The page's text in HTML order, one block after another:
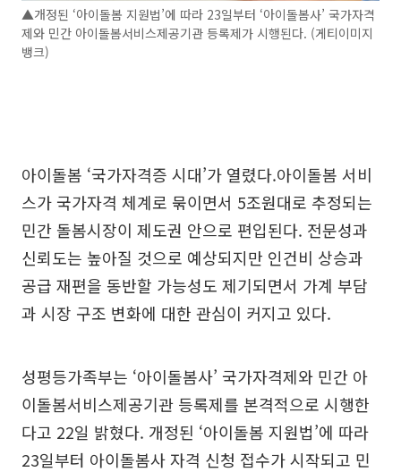
▲개정된 ‘아이돌봄 지원법’에 따라 23일부터 ‘아이돌봄사’ 국가자격
제와 민간 아이돌봄서비스제공기관 등록제가 시행된다. (게티이미지
뱅크)
아이돌봄 ‘국가자격증 시대’가 열렸다.아이돌봄 서비
스가 국가자격 체계로 묶이면서 5조원대로 추정되는
민간 돌봄시장이 제도권 안으로 편입된다. 전문성과
신뢰도는 높아질 것으로 예상되지만 인건비 상승과
공급 재편을 동반할 가능성도 제기되면서 가계 부담
과 시장 구조 변화에 대한 관심이 커지고 있다.
성평등가족부는 ‘아이돌봄사’ 국가자격제와 민간 아
이돌봄서비스제공기관 등록제를 본격적으로 시행한
다고 22일 밝혔다. 개정된 ‘아이돌봄 지원법’에 따라
23일부터 아이돌봄사 자격 신청 접수가 시작되고 민